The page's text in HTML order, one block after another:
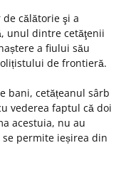
călătorie şi a
unul dintre cetăţenii
a fiului său
de frontieră.
bani, cetățeanul sârb
vederea faptul că doi
acestuia, nu au
permite ieșirea din